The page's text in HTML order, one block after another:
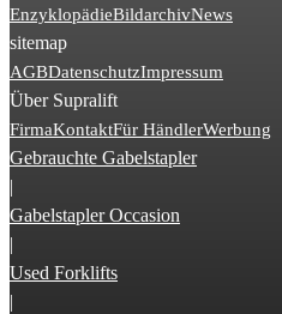
EnzyklopädieBildarchivNews
sitemap
AGBDatenschutzImpressum
Über Supralift
FirmaKontaktFür HändlerWerbung
Gebrauchte Gabelstapler
|
Gabelstapler Occasion
|
Used Forklifts
|